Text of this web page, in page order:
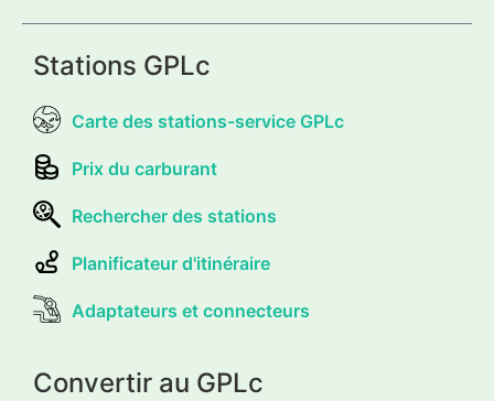
Stations GPLc
Carte des stations-service GPLc
Prix du carburant
Rechercher des stations
Planificateur d'itinéraire
Adaptateurs et connecteurs
Convertir au GPLc